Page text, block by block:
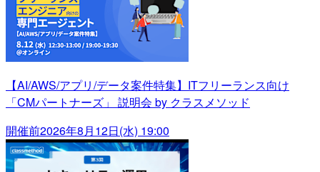
【AI/AWS/アプリ/データ案件特集】ITフリーランス向け
「CMパートナーズ」 説明会 by クラスメソッド
開催前2026年8月12日(水) 19:00